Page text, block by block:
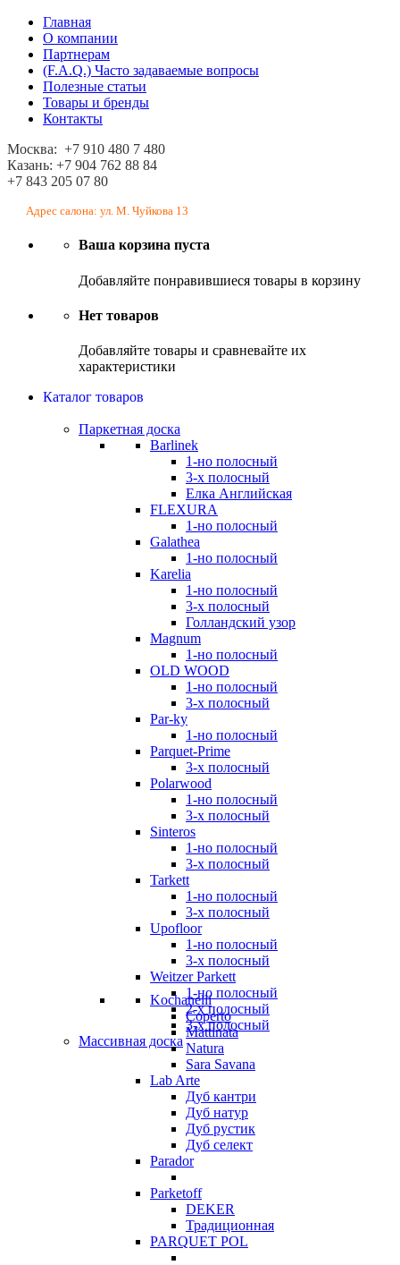
Главная
О компании
Партнерам
(F.A.Q.) Часто задаваемые вопросы
Полезные статьи
Товары и бренды
Контакты
Москва: +7 910 480 7 480
Казань: +7 904 762 88 84
+7 843 205 07 80
Адрес салона: ул. М. Чуйкова 13
Ваша корзина пуста
Добавляйте понравившиеся товары в корзину
Нет товаров
Добавляйте товары и сравневайте их
характеристики
Каталог товаров
Паркетная доска
Barlinek
1-но полосный
3-х полосный
Елка Английская
FLEXURA
1-но полосный
Galathea
1-но полосный
Karelia
1-но полосный
3-х полосный
Голландский узор
Magnum
1-но полосный
OLD WOOD
1-но полосный
3-х полосный
Par-ky
1-но полосный
Parquet-Prime
3-х полосный
Polarwood
1-но полосный
3-х полосный
Sinteros
1-но полосный
3-х полосный
Tarkett
1-но полосный
3-х полосный
Upofloor
1-но полосный
3-х полосный
Weitzer Parkett
1-но полосный
2-х полосный
3-х полосный
Массивная доска
Kochanelli
Coperto
Mattinata
Natura
Sara Savana
Lab Arte
Дуб кантри
Дуб натур
Дуб рустик
Дуб селект
Parador
Parketoff
DEKER
Традиционная
PARQUET POL